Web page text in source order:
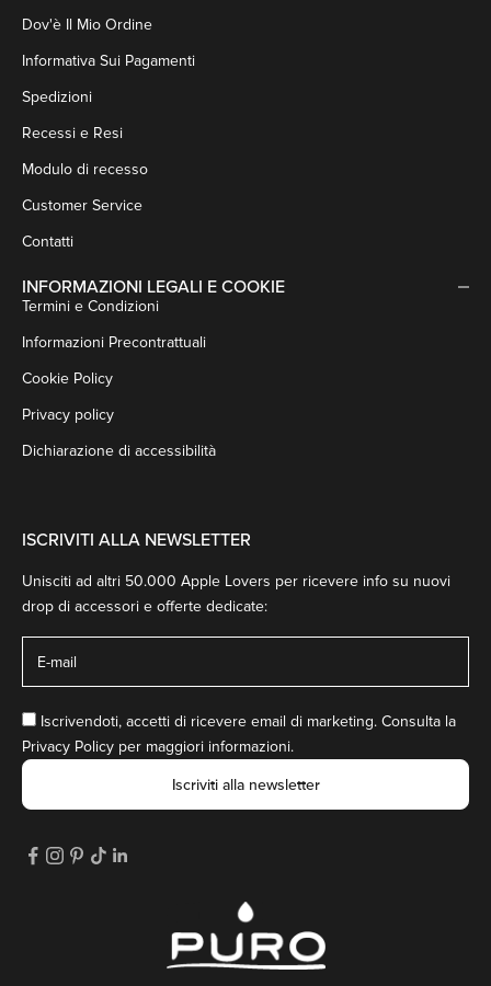
Dov'è Il Mio Ordine
Informativa Sui Pagamenti
Spedizioni
Recessi e Resi
Modulo di recesso
Customer Service
Contatti
INFORMAZIONI LEGALI E COOKIE
Termini e Condizioni
Informazioni Precontrattuali
Cookie Policy
Privacy policy
Dichiarazione di accessibilità
ISCRIVITI ALLA NEWSLETTER
Unisciti ad altri 50.000 Apple Lovers per ricevere info su nuovi
drop di accessori e offerte dedicate:
Iscrivendoti, accetti di ricevere email di marketing. Consulta la
Privacy Policy per maggiori informazioni.
Iscriviti alla newsletter